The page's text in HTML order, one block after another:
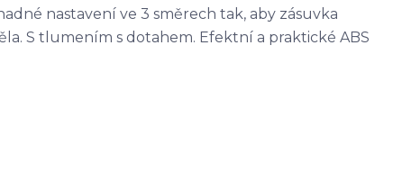
nastavení ve 3 směrech tak, aby zásuvka
S tlumením s dotahem. Efektní a praktické ABS